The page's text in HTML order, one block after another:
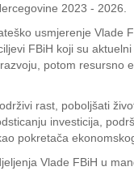
2023 - 2026.
usmjerenje Vlade
FBiH koji su
potom
rast, poboljšati
investicija,
pokretača
Vlade FBiH u